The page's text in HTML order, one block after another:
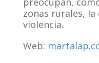
zonas rurales, la
violencia.
Web: